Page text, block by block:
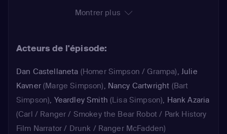
grand dam de Smithers, qui espérait
son vénéré patron. Homer et Burns
chalet, qui se retrouve rapidement
enseveli par une avalanche.
Claustrophobes, ils commencent à
s'agresser mutuellement...
Montrer plus
Acteurs de l'épisode:
Dan Castellaneta (Homer Simpson / Grampa), Julie
Kavner(Marge Simpson), Nancy Cartwright (Bart
Simpson), Yeardley Smith (Lisa Simpson), Hank Azaria
(Carl / Ranger / Smokey the Bear Robot / Park History
Film Narrator / Drunk / Ranger McFadden)